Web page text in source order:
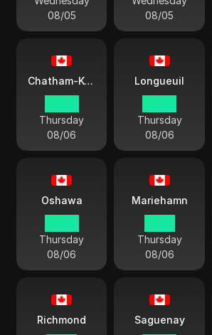
08/05
08/05
Chatham-Kent
Thursday
08/06
Longueuil
Thursday
08/06
Oshawa
Thursday
08/06
Mariehamn
Thursday
08/06
Richmond Saguenay